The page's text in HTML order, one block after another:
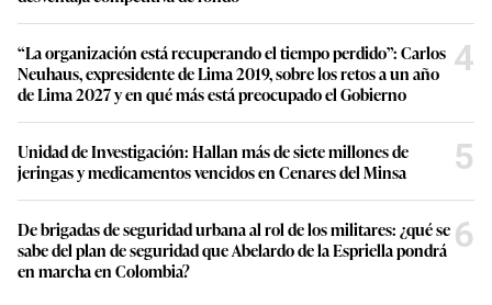
“La organización está recuperando el tiempo perdido”: Carlos
Neuhaus, expresidente de Lima 2019, sobre los retos a un año
de Lima 2027 y en qué más está preocupado el Gobierno
4
Unidad de Investigación: Hallan más de siete millones de
jeringas y medicamentos vencidos en Cenares del Minsa
5
De brigadas de seguridad urbana al rol de los militares: ¿qué se
sabe del plan de seguridad que Abelardo de la Espriella pondrá
en marcha en Colombia?
6